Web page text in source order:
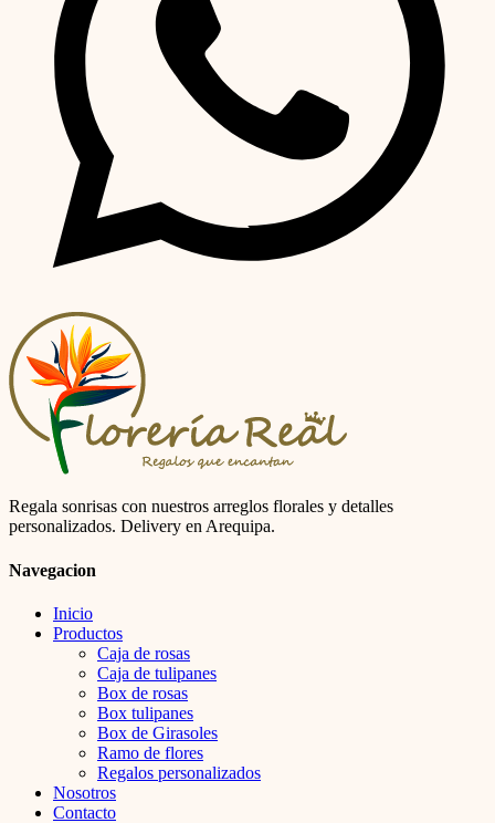
Regala sonrisas con nuestros arreglos florales y detalles
personalizados. Delivery en Arequipa.
Navegacion
Inicio
Productos
Caja de rosas
Caja de tulipanes
Box de rosas
Box tulipanes
Box de Girasoles
Ramo de flores
Regalos personalizados
Nosotros
Contacto